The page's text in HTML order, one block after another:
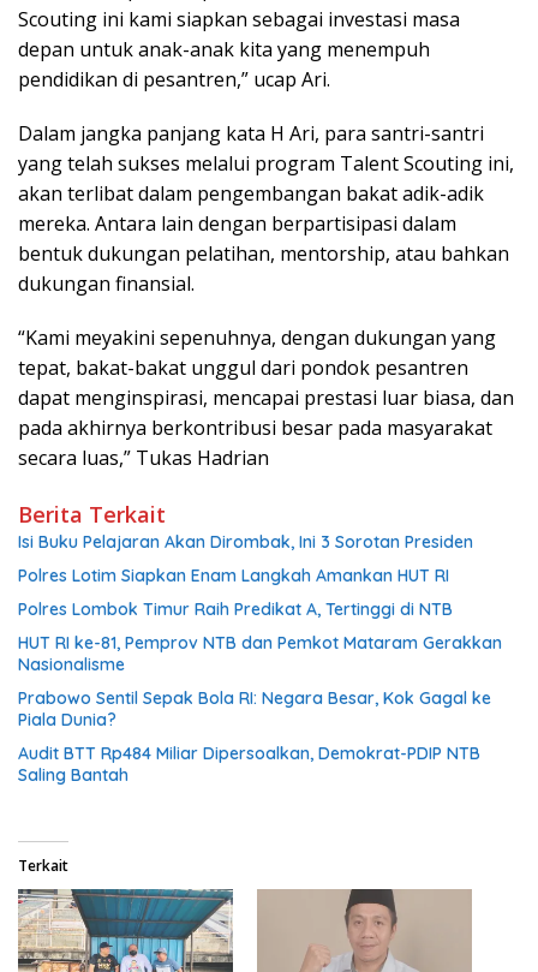
Scouting ini kami siapkan sebagai investasi masa
depan untuk anak-anak kita yang menempuh
pendidikan di pesantren,” ucap Ari.
Dalam jangka panjang kata H Ari, para santri-santri
yang telah sukses melalui program Talent Scouting ini,
akan terlibat dalam pengembangan bakat adik-adik
mereka. Antara lain dengan berpartisipasi dalam
bentuk dukungan pelatihan, mentorship, atau bahkan
dukungan finansial.
“Kami meyakini sepenuhnya, dengan dukungan yang
tepat, bakat-bakat unggul dari pondok pesantren
dapat menginspirasi, mencapai prestasi luar biasa, dan
pada akhirnya berkontribusi besar pada masyarakat
secara luas,” Tukas Hadrian
Berita Terkait
Isi Buku Pelajaran Akan Dirombak, Ini 3 Sorotan Presiden
Polres Lotim Siapkan Enam Langkah Amankan HUT RI
Polres Lombok Timur Raih Predikat A, Tertinggi di NTB
HUT RI ke-81, Pemprov NTB dan Pemkot Mataram Gerakkan
Nasionalisme
Prabowo Sentil Sepak Bola RI: Negara Besar, Kok Gagal ke
Piala Dunia?
Audit BTT Rp484 Miliar Dipersoalkan, Demokrat-PDIP NTB
Saling Bantah
Terkait